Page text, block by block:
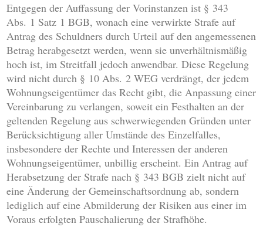
Entgegen der Auffassung der Vorinstanzen ist § 343
Abs. 1 Satz 1 BGB, wonach eine verwirkte Strafe auf
Antrag des Schuldners durch Urteil auf den angemessenen
Betrag herabgesetzt werden, wenn sie unverhältnismäßig
hoch ist, im Streitfall jedoch anwendbar. Diese Regelung
wird nicht durch § 10 Abs. 2 WEG verdrängt, der jedem
Wohnungseigentümer das Recht gibt, die Anpassung einer
Vereinbarung zu verlangen, soweit ein Festhalten an der
geltenden Regelung aus schwerwiegenden Gründen unter
Berücksichtigung aller Umstände des Einzelfalles,
insbesondere der Rechte und Interessen der anderen
Wohnungseigentümer, unbillig erscheint. Ein Antrag auf
Herabsetzung der Strafe nach § 343 BGB zielt nicht auf
eine Änderung der Gemeinschaftsordnung ab, sondern
lediglich auf eine Abmilderung der Risiken aus einer im
Voraus erfolgten Pauschalierung der Strafhöhe.